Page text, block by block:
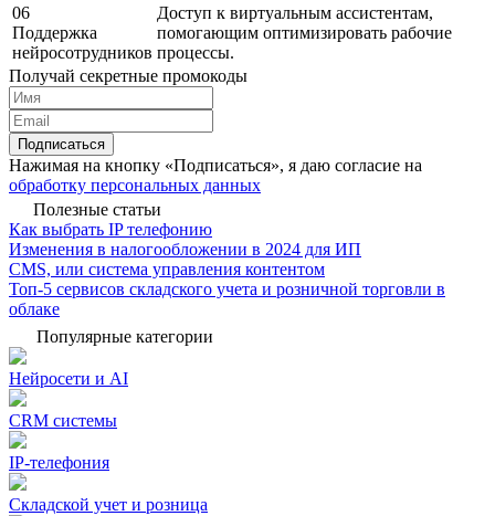
06
Поддержка
нейросотрудников
Доступ к виртуальным ассистентам,
помогающим оптимизировать рабочие
процессы.
Получай секретные промокоды
Подписаться
Нажимая на кнопку «Подписаться», я даю согласие на
обработку персональных данных
Полезные статьи
Как выбрать IP телефонию
Изменения в налогообложении в 2024 для ИП
CMS, или система управления контентом
Топ-5 сервисов складского учета и розничной торговли в
облаке
Популярные категории
Нейросети и AI
CRM системы
IP-телефония
Складской учет и розница